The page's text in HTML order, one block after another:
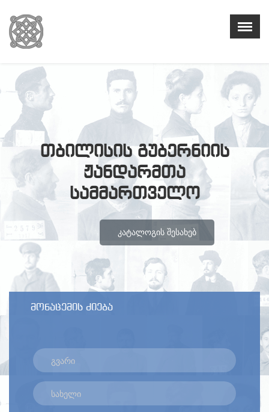
თბილისის გუბერნიის
ჟანდარმთა
სამმართველო
ᲙᲐᲢᲐᲚᲝᲒᲘᲡ ᲨᲔᲡᲐᲮᲔᲑ
მონაცემის ძიება